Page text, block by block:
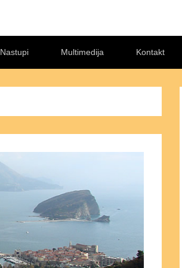
Nastupi Multimedija Kontakt